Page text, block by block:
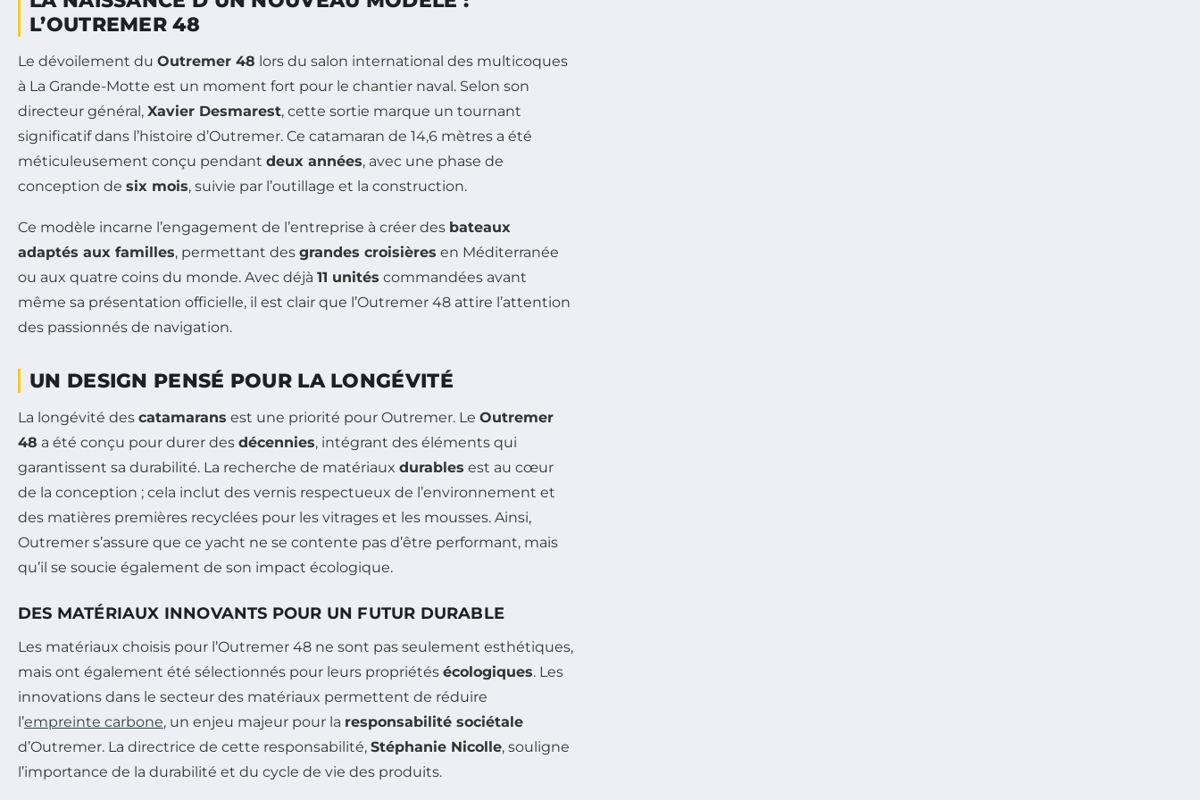
L’OUTREMER 48
Le dévoilement du Outremer 48 lors du salon international des multicoques
à La Grande-Motte est un moment fort pour le chantier naval. Selon son
directeur général, Xavier Desmarest, cette sortie marque un tournant
significatif dans l’histoire d’Outremer. Ce catamaran de 14,6 mètres a été
méticuleusement conçu pendant deux années, avec une phase de
conception de six mois, suivie par l’outillage et la construction.
Ce modèle incarne l’engagement de l’entreprise à créer des bateaux
adaptés aux familles, permettant des grandes croisières en Méditerranée
ou aux quatre coins du monde. Avec déjà 11 unités commandées avant
même sa présentation officielle, il est clair que l’Outremer 48 attire l’attention
des passionnés de navigation.
UN DESIGN PENSÉ POUR LA LONGÉVITÉ
La longévité des catamarans est une priorité pour Outremer. Le Outremer
48 a été conçu pour durer des décennies, intégrant des éléments qui
garantissent sa durabilité. La recherche de matériaux durables est au cœur
de la conception ; cela inclut des vernis respectueux de l’environnement et
des matières premières recyclées pour les vitrages et les mousses. Ainsi,
Outremer s’assure que ce yacht ne se contente pas d’être performant, mais
qu’il se soucie également de son impact écologique.
DES MATÉRIAUX INNOVANTS POUR UN FUTUR DURABLE
Les matériaux choisis pour l’Outremer 48 ne sont pas seulement esthétiques,
mais ont également été sélectionnés pour leurs propriétés écologiques. Les
innovations dans le secteur des matériaux permettent de réduire
l’empreinte carbone, un enjeu majeur pour la responsabilité sociétale
d’Outremer. La directrice de cette responsabilité, Stéphanie Nicolle, souligne
l’importance de la durabilité et du cycle de vie des produits.